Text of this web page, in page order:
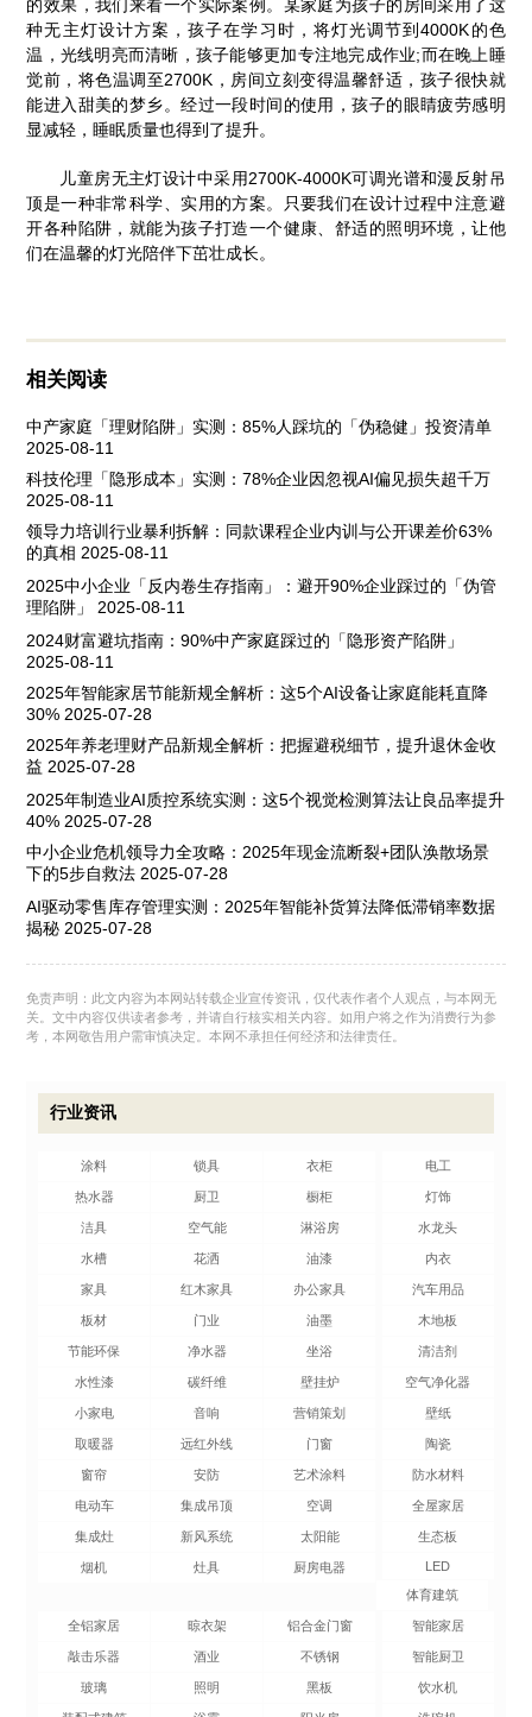
的效果，我们来看一个实际案例。某家庭为孩子的房间采用了这
种无主灯设计方案，孩子在学习时，将灯光调节到4000K的色
温，光线明亮而清晰，孩子能够更加专注地完成作业;而在晚上睡
觉前，将色温调至2700K，房间立刻变得温馨舒适，孩子很快就
能进入甜美的梦乡。经过一段时间的使用，孩子的眼睛疲劳感明
显减轻，睡眠质量也得到了提升。
儿童房无主灯设计中采用2700K-4000K可调光谱和漫反射吊
顶是一种非常科学、实用的方案。只要我们在设计过程中注意避
开各种陷阱，就能为孩子打造一个健康、舒适的照明环境，让他
们在温馨的灯光陪伴下茁壮成长。
相关阅读
中产家庭「理财陷阱」实测：85%人踩坑的「伪稳健」投资清单
2025-08-11
科技伦理「隐形成本」实测：78%企业因忽视AI偏见损失超千万
2025-08-11
领导力培训行业暴利拆解：同款课程企业内训与公开课差价63%
的真相 2025-08-11
2025中小企业「反内卷生存指南」：避开90%企业踩过的「伪管
理陷阱」
2025-08-11
2024财富避坑指南：90%中产家庭踩过的「隐形资产陷阱」
2025-08-11
2025年智能家居节能新规全解析：这5个AI设备让家庭能耗直降
30% 2025-07-28
2025年养老理财产品新规全解析：把握避税细节，提升退休金收
益 2025-07-28
2025年制造业AI质控系统实测：这5个视觉检测算法让良品率提升
40% 2025-07-28
中小企业危机领导力全攻略：2025年现金流断裂+团队涣散场景
下的5步自救法 2025-07-28
AI驱动零售库存管理实测：2025年智能补货算法降低滞销率数据
揭秘 2025-07-28
免责声明：此文内容为本网站转载企业宣传资讯，仅代表作者个人观点，与本网无
关。文中内容仅供读者参考，并请自行核实相关内容。如用户将之作为消费行为参
考，本网敬告用户需审慎决定。本网不承担任何经济和法律责任。
行业资讯
涂料 锁具 衣柜 电工
热水器 厨卫 橱柜 灯饰
洁具 空气能 淋浴房 水龙头
水槽 花洒 油漆 内衣
家具 红木家具 办公家具 汽车用品
板材 门业 油墨 木地板
节能环保 净水器 坐浴 清洁剂
水性漆 碳纤维 壁挂炉 空气净化器
小家电 音响 营销策划 壁纸
取暖器 远红外线 门窗 陶瓷
窗帘 安防 艺术涂料 防水材料
电动车 集成吊顶 空调 全屋家居
集成灶 新风系统 太阳能 生态板
烟机 灶具 厨房电器
LED
体育建筑
全铝家居 晾衣架 智能家居
铝合金门窗
敲击乐器 酒业 智能厨卫
不锈钢
玻璃 照明 饮水机
黑板